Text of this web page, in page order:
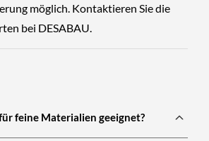
möglich. Kontaktieren Sie die
bei DESABAU.
feine Materialien geeignet?